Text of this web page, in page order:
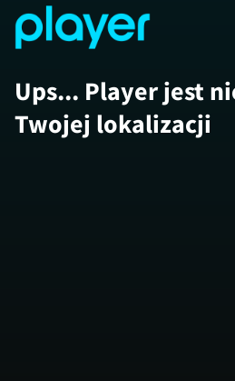
Ups... Player jest
Twojej lokalizacji